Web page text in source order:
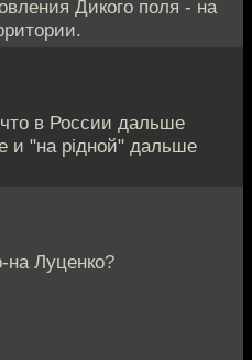
Дикого поля - на
в России дальше
и "на рiдной" дальше
на Луценко?